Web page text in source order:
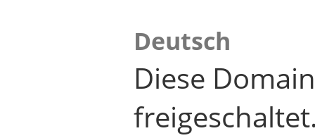
Deutsch
Diese